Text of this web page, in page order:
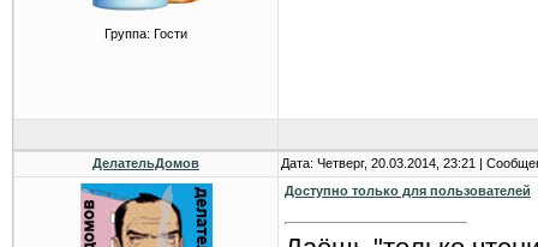
Группа: Гости
ДелательДомов Дата: Четверг, 20.03.2014, 23:21 |
Доступно только для пользователей